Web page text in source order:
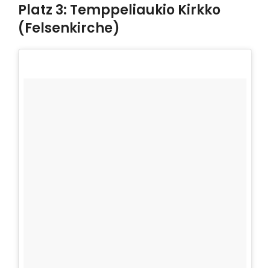
Platz 3: Temppeliaukio Kirkko
(Felsenkirche)